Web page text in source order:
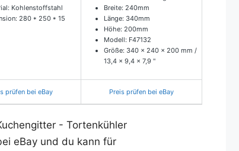
Kohlenstoffstahl
280 * 250 * 15
Breite: 240mm
Länge: 340mm
Höhe: 200mm
Modell: F47132
Größe: 340 x 240 x 200 mm /
13,4 x 9,4 x 7,9 "
prüfen bei eBay Preis prüfen bei eBay
- Tortenkühler
eBay und du kann für